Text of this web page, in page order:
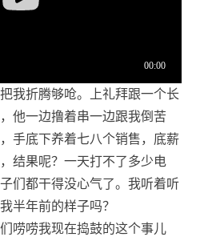
我折腾够呛。上礼拜跟一个长
他一边撸着串一边跟我倒苦
手底下养着七八个销售，底薪
结果呢？一天打不了多少电
们都干得没心气了。我听着听
半年前的样子吗？
唠唠我现在捣鼓的这个事儿